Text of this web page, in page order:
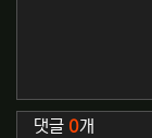
관련자료
댓글 0개